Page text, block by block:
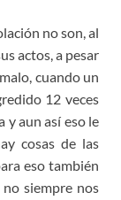
no son, al
actos, a pesar
cuando un
12 veces
y aun así eso le
cosas de las
eso también
siempre nos